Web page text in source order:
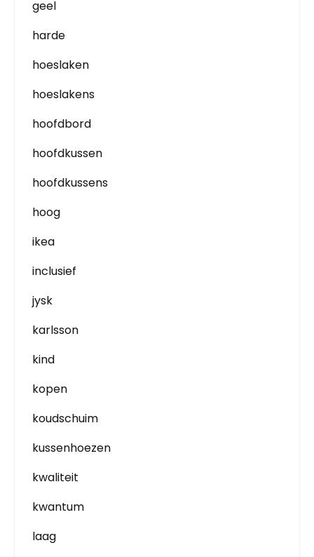
geel
harde
hoeslaken
hoeslakens
hoofdbord
hoofdkussen
hoofdkussens
hoog
ikea
inclusief
jysk
karlsson
kind
kopen
koudschuim
kussenhoezen
kwaliteit
kwantum
laag